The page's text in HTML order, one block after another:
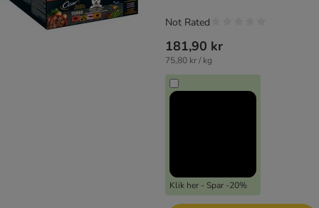
181,90 kr
75,80 kr / kg
Klik her - Spar -20%
Not Rated